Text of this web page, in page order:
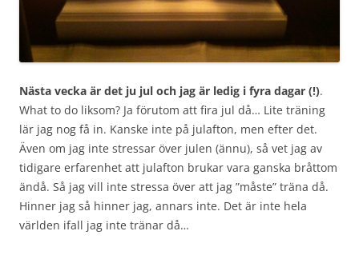
Nästa vecka är det ju jul och jag är ledig i fyra dagar (!).
What to do liksom? Ja förutom att fira jul då… Lite träning
lär jag nog få in. Kanske inte på julafton, men efter det.
Även om jag inte stressar över julen (ännu), så vet jag av
tidigare erfarenhet att julafton brukar vara ganska bråttom
ändå. Så jag vill inte stressa över att jag ”måste” träna då.
Hinner jag så hinner jag, annars inte. Det är inte hela
världen ifall jag inte tränar då…